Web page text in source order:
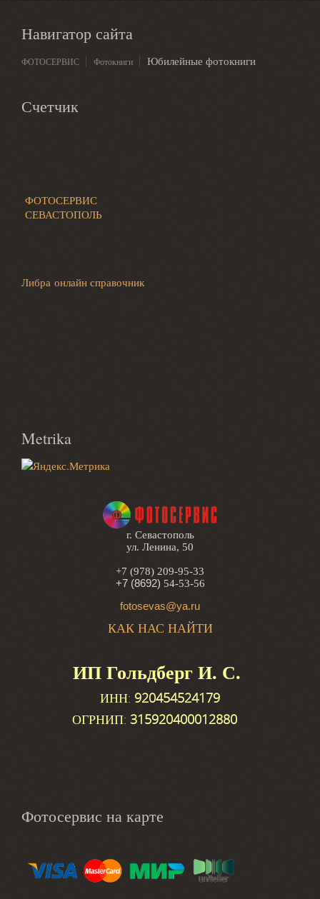
Навигатор сайта
ФОТОСЕРВИС Фотокниги Юбилейные фотокниги
Счетчик
ФОТОСЕРВИС
СЕВАСТОПОЛЬ
Либра онлайн справочник
Metrika
г. Севастополь
ул. Ленина, 50
+7 (978) 209-95-33
+7 (8692) 54-53-56
fotosevas@ya.ru
КАК НАС НАЙТИ
ИП Гольдберг И. С.
ИНН: 920454524179
ОГРНИП: 315920400012880
Фотосервис на карте